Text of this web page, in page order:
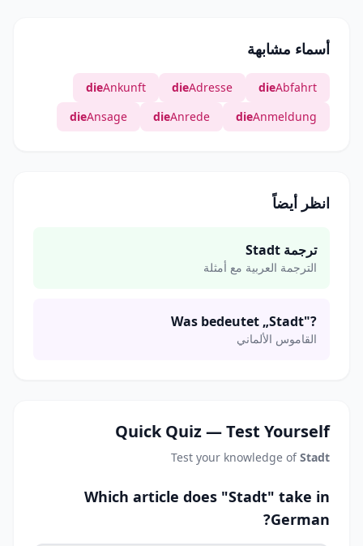
أسماء مشابهة
dieAbfahrt
dieAdresse
dieAnkunft
dieAnmeldung
dieAnrede
dieAnsage
انظر أيضاً
ترجمة Stadt
الترجمة العربية مع أمثلة
Was bedeutet „Stadt"?
القاموس الألماني
Quick Quiz — Test Yourself
Test your knowledge ofStadt
Which article does "Stadt" take in
German?